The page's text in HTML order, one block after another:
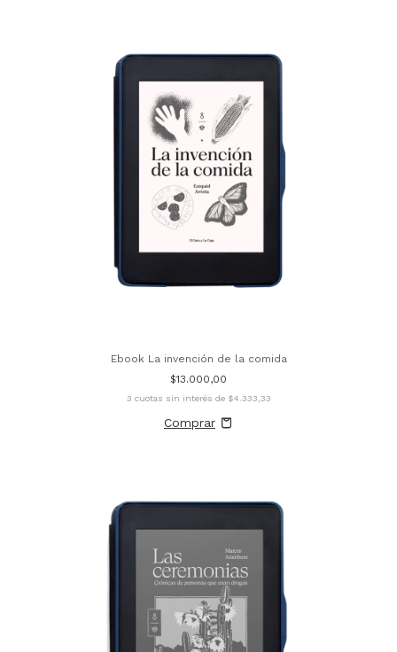
Ebook La invención de la comida
$13.000,00
3 cuotas sin interés de $4.333,33